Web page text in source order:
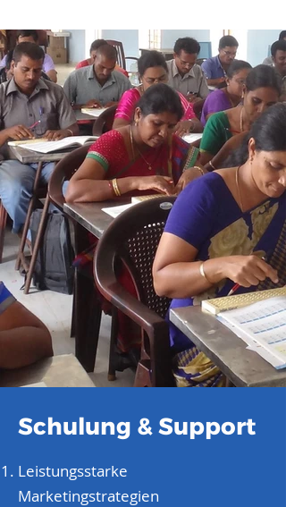
Schulung & Support
Leistungsstarke
Marketingstrategien